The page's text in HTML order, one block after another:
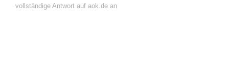
vollständige Antwort auf aok.de an